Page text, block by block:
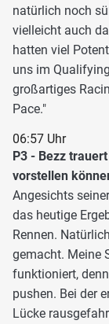
natürlich noch
vielleicht auch
hatten viel
uns im
großartiges
Pace."
06:57 Uhr
P3 - Bezz
vorstellen
Angesichts
das heutige
Rennen.
gemacht. Meine
funktioniert,
pushen. Bei der
Lücke